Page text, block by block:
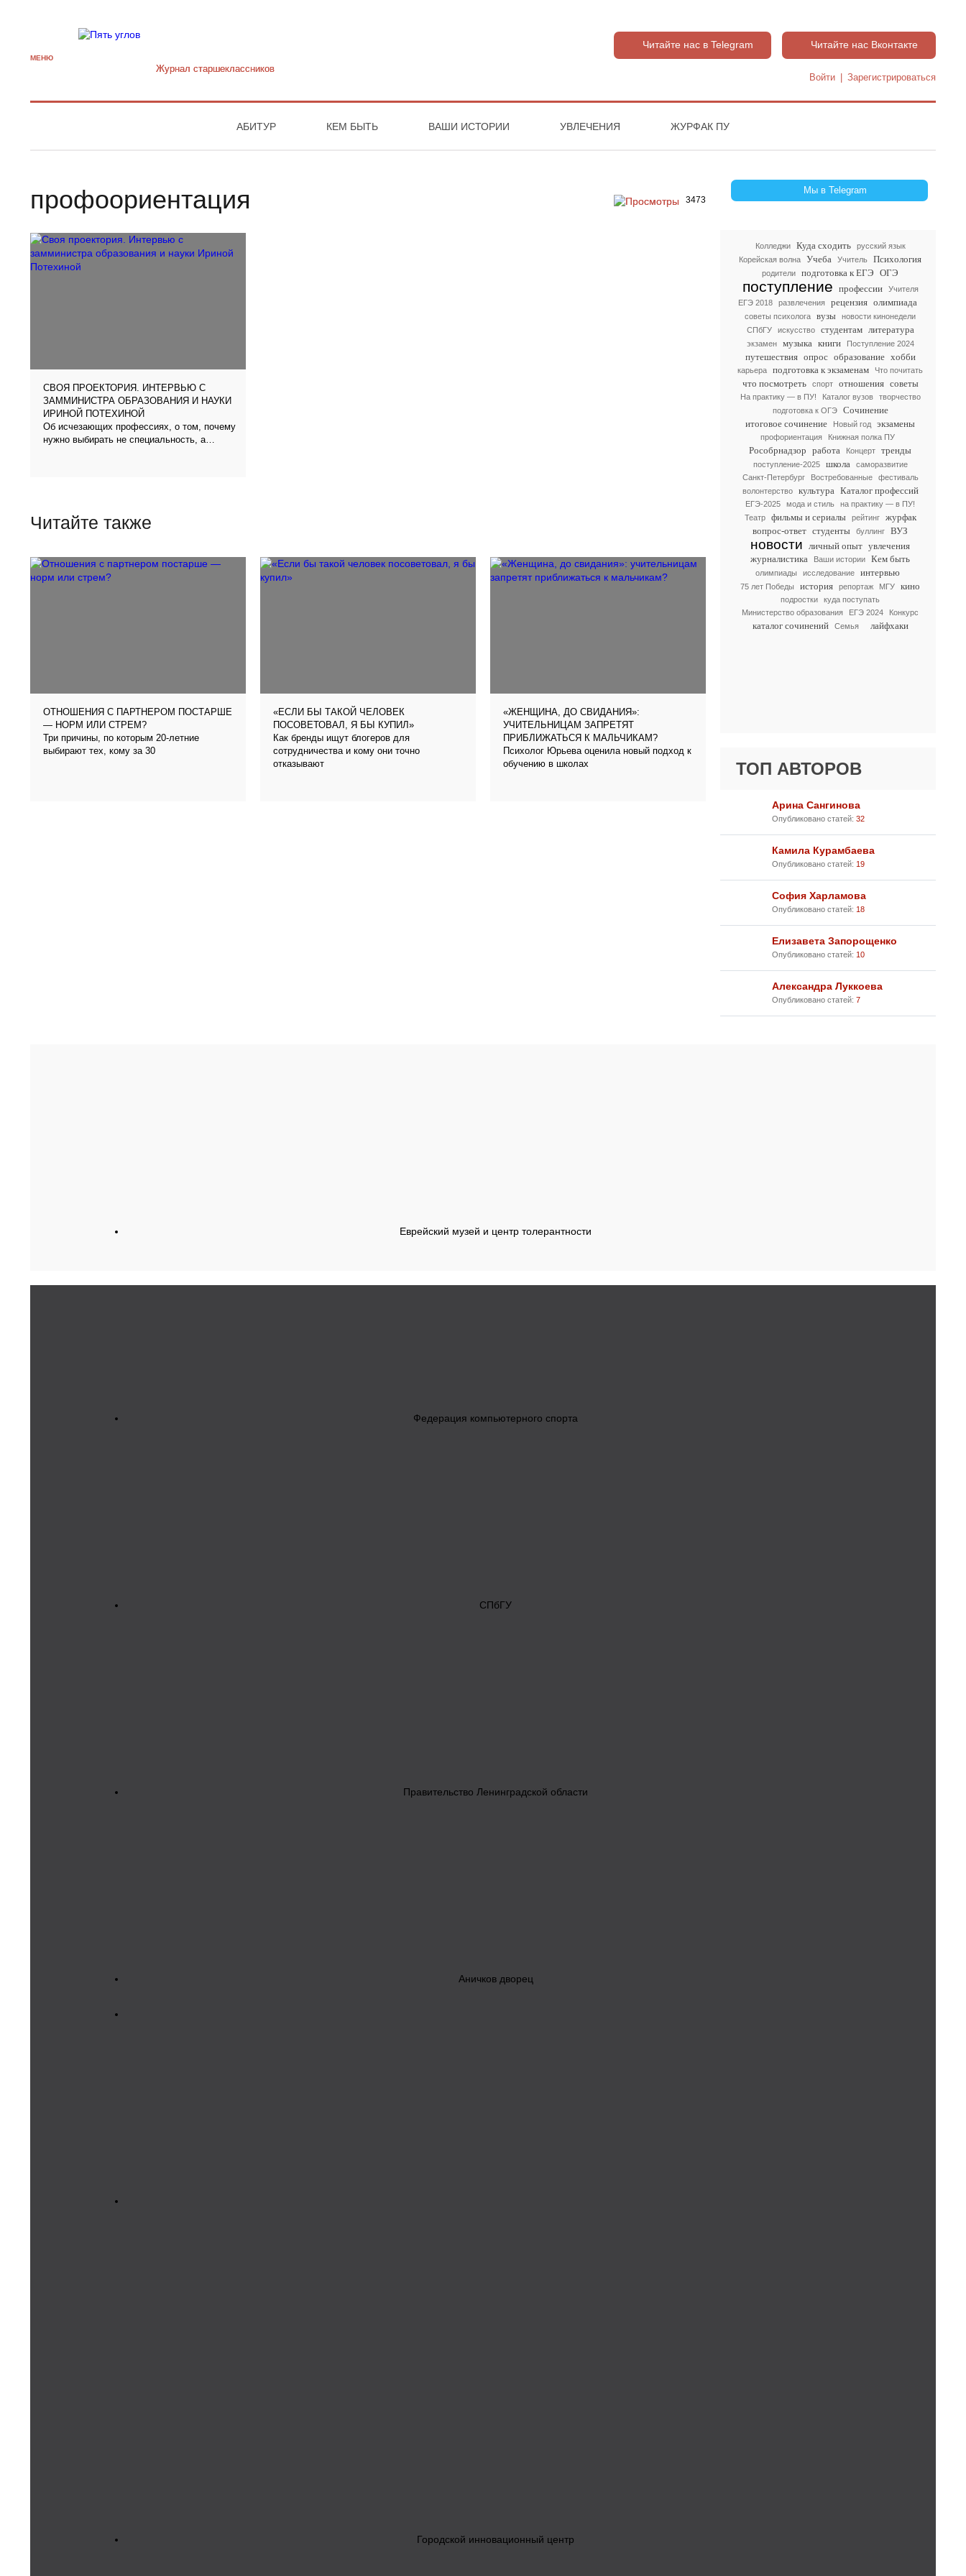
МЕНЮ
Журнал старшекласcников
Читайте нас в Telegram Читайте нас Вконтакте
Войти Зарегистрироваться
АБИТУР КЕМ БЫТЬ ВАШИ ИСТОРИИ УВЛЕЧЕНИЯ ЖУРФАК ПУ
Мы в Telegram
Колледжи Куда сходить
русский язык
Корейская волна
Учеба Учитель Психология
родители подготовка к ЕГЭ ОГЭ
поступление профессии
Учителя
ЕГЭ 2018
развлечения рецензия олимпиада
советы психолога вузы
новости кинонедели
СПбГУ
искусство студентам литература
экзамен музыка книги Поступление 2024
путешествия опрос образование хобби
карьера подготовка к экзаменам Что почитать
что посмотреть спорт отношения советы
На практику — в ПУ! Каталог вузов
творчество
подготовка к ОГЭ
Сочинение
итоговое сочинение
Новый год экзамены
профориентация Книжная полка ПУ
Рособрнадзор работа Концерт тренды
поступление-2025 школа
саморазвитие
Санкт-Петербург
Востребованные
фестиваль
волонтерство
культура Каталог профессий
ЕГЭ-2025 мода и стиль
на практику — в ПУ!
Театр
фильмы и сериалы рейтинг
журфак
вопрос-ответ студенты буллинг ВУЗ
новости личный опыт увлечения
журналистика
Ваши истории Кем быть
олимпиады исследование интервью
75 лет Победы история репортаж МГУ кино
подростки
куда поступать
Министерство образования
ЕГЭ 2024 Конкурс
каталог сочинений Семья лайфхаки
ТОП АВТОРОВ
Арина Сангинова
Опубликовано статей: 32
Камила Курамбаева
Опубликовано статей: 19
София Харламова
Опубликовано статей: 18
Елизавета Запорощенко
Опубликовано статей: 10
Александра Луккоева
Опубликовано статей: 7
3473
профоориентация
СВОЯ ПРОЕКТОРИЯ. ИНТЕРВЬЮ С
ЗАММИНИСТРА ОБРАЗОВАНИЯ И НАУКИ
ИРИНОЙ ПОТЕХИНОЙ
Об исчезающих профессиях, о том, почему
нужно выбирать не специальность, а
Читайте также
ОТНОШЕНИЯ С ПАРТНЕРОМ ПОСТАРШЕ
— НОРМ ИЛИ СТРЕМ?
Три причины, по которым 20-летние
выбирают тех, кому за 30
«ЕСЛИ БЫ ТАКОЙ ЧЕЛОВЕК
ПОСОВЕТОВАЛ, Я БЫ КУПИЛ»
Как бренды ищут блогеров для
сотрудничества и кому они точно
отказывают
«ЖЕНЩИНА, ДО СВИДАНИЯ»:
УЧИТЕЛЬНИЦАМ ЗАПРЕТЯТ
ПРИБЛИЖАТЬСЯ К МАЛЬЧИКАМ?
Психолог Юрьева оценила новый подход к
обучению в школах
Еврейский музей и центр толерантности
Федерация компьютерного спорта
СПбГУ
Правительство Ленинградской области
Аничков дворец
Городской инновационный центр